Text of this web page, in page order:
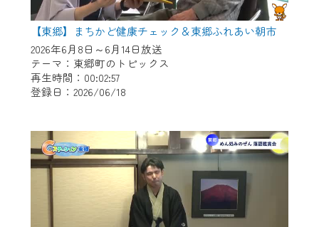
【東郷】まちかど健康チェック＆東郷ふれあい朝市
2026年6月8日～6月14日放送
テーマ：東郷町のトピックス
再生時間：00:02:57
登録日：2026/06/18
＜メンテナンス情報＞
CCNetWebTVのリニューアルにともないメ
ンテナンス作業を予定しています。
作業の間は、CCNetWebTVの画面が「メン
テナンス中」になり、ご利用いただけませ
ん。
ご不便をおかけいたしますが、ご了承の程
よろしくお願いいたします。